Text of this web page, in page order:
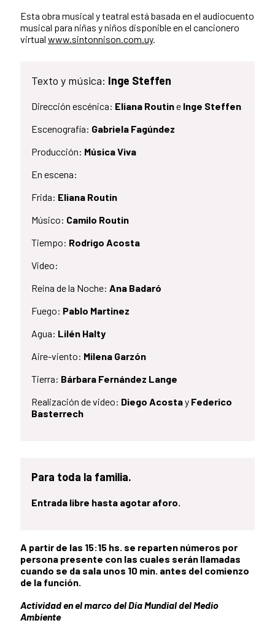
Esta obra musical y teatral está basada en el audiocuento
musical para niñas y niños disponible en el cancionero
virtual www.sintonnison.com.uy.
Texto y música: Inge Steffen
Dirección escénica: Eliana Routine Inge Steffen
Escenografía: Gabriela Fagúndez
Producción: Música Viva
En escena:
Frida: Eliana Routin
Músico: Camilo Routin
Tiempo: Rodrigo Acosta
Video:
Reina de la Noche: Ana Badaró
Fuego: Pablo Martinez
Agua: Lilén Halty
Aire-viento: Milena Garzón
Tierra: Bárbara Fernández Lange
Realización de video: Diego Acostay Federico
Basterrech
Para toda la familia.
Entrada libre hasta agotar aforo.
A partir de las 15:15 hs. se reparten números por
persona presente con las cuales serán llamadas
cuando se da sala unos 10 min. antes del comienzo
de la función.
Actividad en el marco del Día Mundial del Medio
Ambiente